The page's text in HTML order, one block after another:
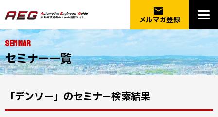
email
メルマガ登録
SEMINAR
セミナー一覧
「デンソー」のセミナー検索結果